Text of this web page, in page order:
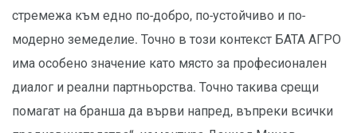
стремежа към едно по-добро, по-устойчиво и по-
модерно земеделие. Точно в този контекст БАТА АГРО
има особено значение като място за професионален
диалог и реални партньорства. Точно такива срещи
помагат на бранша да върви напред, въпреки всички